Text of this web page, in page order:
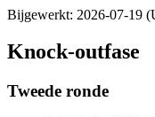
Bijgewerkt: 2026-07-19
Knock-outfase
Tweede ronde